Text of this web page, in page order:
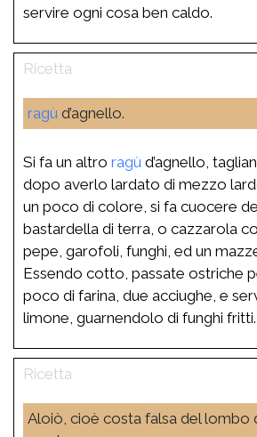
servire ogni cosa ben caldo.
ragù d’agnello.
Si fa un altro ragù d’agnello,
dopo averlo lardato di mezzo
un poco di colore, si fa cuocere
bastardella di terra, o cazzarola
pepe, garofoli, funghi, ed un
Essendo cotto, passate ostriche
poco di farina, due acciughe, e
limone, guarnendolo di funghi fritti.
Aloiò, cioè costa falsa del lombo